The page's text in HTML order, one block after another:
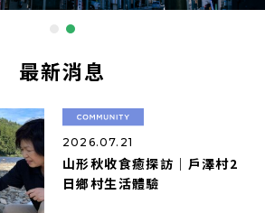
最新消息
2026.07.21
山形秋收食癒探訪｜戶澤村2
日鄉村生活體驗